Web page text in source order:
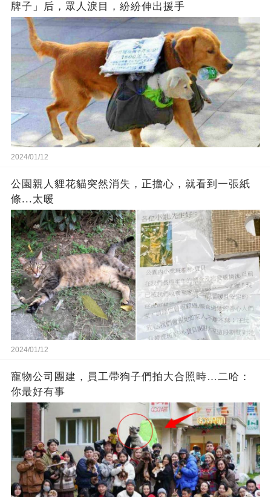
牌子」后，眾人淚目，紛紛伸出援手
2024/01/12
公園親人貍花貓突然消失，正擔心，就看到一張紙
條...太暖
2024/01/12
寵物公司團建，員工帶狗子們拍大合照時…二哈：
你最好有事